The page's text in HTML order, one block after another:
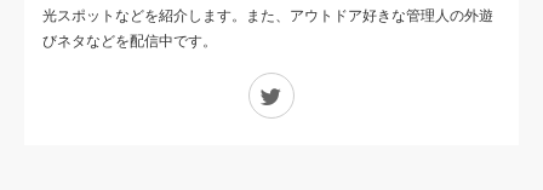
光スポットなどを紹介します。また、アウトドア好きな管理人の外遊
びネタなどを配信中です。